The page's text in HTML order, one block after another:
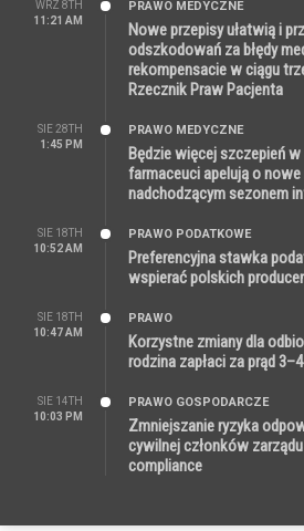
WRZ 8TH
11:21 AM
PRAWO MEDYCZNE
Nowe przepisy ułatwią i
odszkodowań za błędy
rekompensacie w ciągu
Rzecznik Praw Pacjenta
SIE 28TH
1:45 PM
PRAWO MEDYCZNE
Będzie więcej szczepień
farmaceuci apelują o
nadchodzącym sezonem
SIE 18TH
10:52 AM
PRAWO PODATKOWE
Preferencyjna stawka
wspierać polskich
SIE 18TH
10:47 AM
PRAWO
Korzystne zmiany dla
rodzina zapłaci za prąd
SIE 14TH
10:03 PM
PRAWO GOSPODARCZE
Zmniejszanie ryzyka
cywilnej członków
compliance